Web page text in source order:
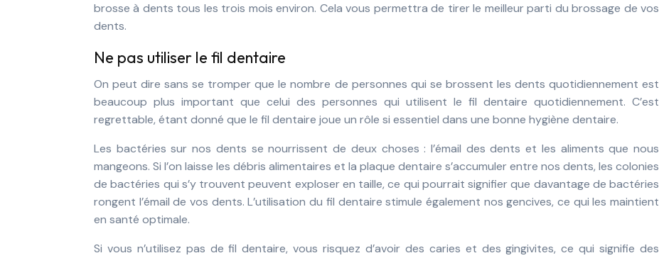
brosse à dents tous les trois mois environ. Cela vous permettra de tirer le meilleur parti du brossage de vos
dents.
Ne pas utiliser le fil dentaire
On peut dire sans se tromper que le nombre de personnes qui se brossent les dents quotidiennement est
beaucoup plus important que celui des personnes qui utilisent le fil dentaire quotidiennement. C’est
regrettable, étant donné que le fil dentaire joue un rôle si essentiel dans une bonne hygiène dentaire.
Les bactéries sur nos dents se nourrissent de deux choses : l’émail des dents et les aliments que nous
mangeons. Si l’on laisse les débris alimentaires et la plaque dentaire s’accumuler entre nos dents, les colonies
de bactéries qui s’y trouvent peuvent exploser en taille, ce qui pourrait signifier que davantage de bactéries
rongent l’émail de vos dents. L’utilisation du fil dentaire stimule également nos gencives, ce qui les maintient
en santé optimale.
Si vous n’utilisez pas de fil dentaire, vous risquez d’avoir des caries et des gingivites, ce qui signifie des